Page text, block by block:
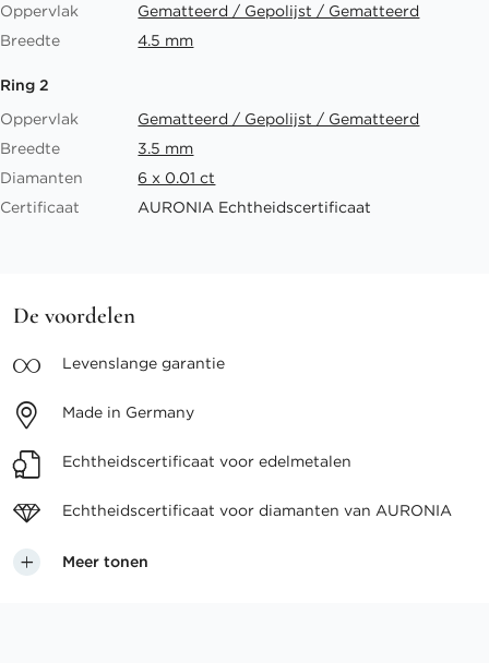
Oppervlak
Gematteerd / Gepolijst / Gematteerd
Breedte
4.5 mm
Ring 2
Oppervlak
Gematteerd / Gepolijst / Gematteerd
Breedte
3.5 mm
Diamanten
6 x 0.01 ct
Certificaat
AURONIA Echtheidscertificaat
De voordelen
Levenslange garantie
Made in Germany
Echtheidscertificaat voor edelmetalen
Echtheidscertificaat voor diamanten van AURONIA
Meer tonen